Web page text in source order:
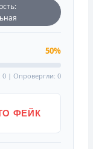
50%
0 | Опровергли: 0
ФЕЙК